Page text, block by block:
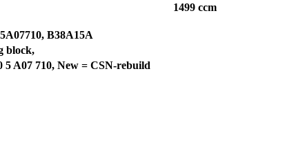
1499 ccm
B38A15A
block,
5 A07 710, New = CSN-rebuild